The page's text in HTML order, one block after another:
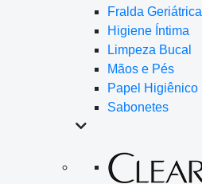
Fralda Geriátrica
Higiene Íntima
Limpeza Bucal
Mãos e Pés
Papel Higiênico
Sabonetes